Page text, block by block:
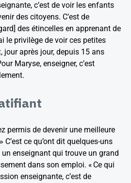
c’est de voir les enfants
des citoyens. C’est de
des étincelles en apprenant de
le privilège de voir ces petites
jour après jour, depuis 15 ans
Maryse, enseigner, c’est
permis de devenir une meilleure
C’est ce qu’ont dit quelques-uns
un enseignant qui trouve un grand
dans son emploi. « Ce qui
enseignante, c’est de